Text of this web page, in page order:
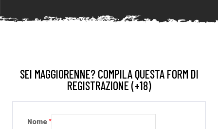
SEI MAGGIORENNE? COMPILA QUESTA FORM DI
REGISTRAZIONE (+18)
Nome*